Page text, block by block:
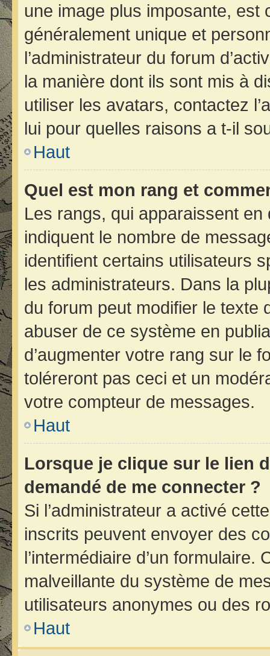
une image plus imposante, est
généralement unique et
l’administrateur du forum
la manière dont ils sont mis à
utiliser les avatars, contactez
lui pour quelles raisons a t-il
Haut
Quel est mon rang et
Les rangs, qui apparaissent en
indiquent le nombre de
identifient certains utilisateurs
les administrateurs. Dans la
du forum peut modifier le texte
abuser de ce système en
d’augmenter votre rang sur le
toléreront pas ceci et un
votre compteur de messages.
Haut
Lorsque je clique sur le lien
demandé de me connecter ?
Si l’administrateur a activé
inscrits peuvent envoyer des
l’intermédiaire d’un
malveillante du système de
utilisateurs anonymes ou des
Haut